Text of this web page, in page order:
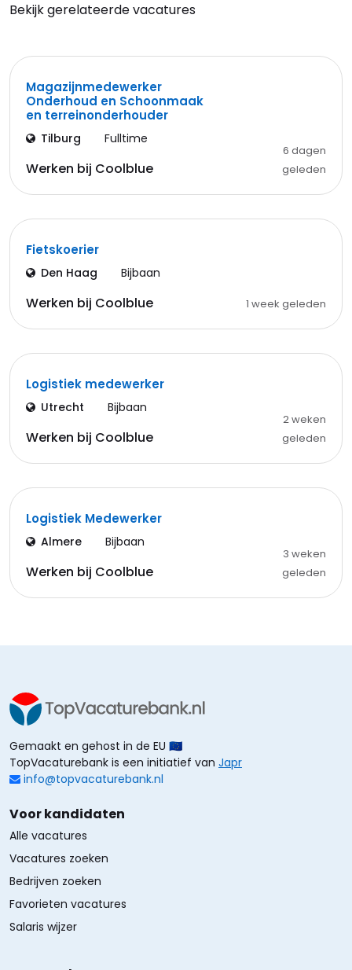
Bekijk gerelateerde vacatures
Magazijnmedewerker
Onderhoud en Schoonmaak
en terreinonderhouder
Tilburg Fulltime
Werken bij Coolblue
6 dagen
geleden
Fietskoerier
Den Haag Bijbaan
Werken bij Coolblue 1 week geleden
Logistiek medewerker
Utrecht Bijbaan
Werken bij Coolblue
2 weken
geleden
Logistiek Medewerker
Almere Bijbaan
Werken bij Coolblue
3 weken
geleden
Gemaakt en gehost in de EU 🇪🇺
TopVacaturebank is een initiatief van Japr
info@topvacaturebank.nl
Voor kandidaten
Alle vacatures
Vacatures zoeken
Bedrijven zoeken
Favorieten vacatures
Salaris wijzer